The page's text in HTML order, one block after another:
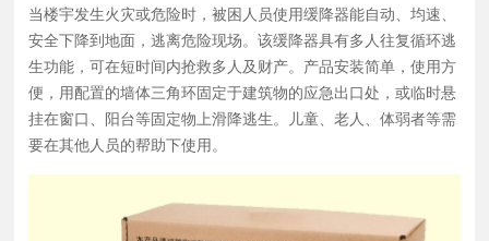
当楼宇发生火灾或危险时，被困人员使用缓降器能自动、均速、
安全下降到地面，逃离危险现场。该缓降器具有多人往复循环逃
生功能，可在短时间内抢救多人及财产。产品安装简单，使用方
便，用配置的墙体三角环固定于建筑物的应急出口处，或临时悬
挂在窗口、阳台等固定物上滑降逃生。儿童、老人、体弱者等需
要在其他人员的帮助下使用。